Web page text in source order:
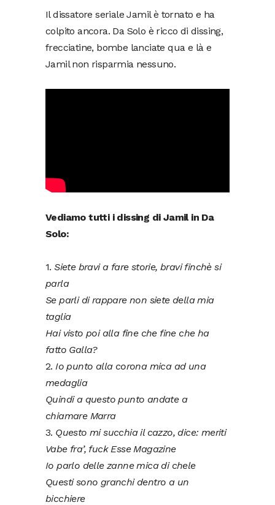
Il dissatore seriale Jamil è tornato e ha
colpito ancora. Da Solo è ricco di dissing,
frecciatine, bombe lanciate qua e là e
Jamil non risparmia nessuno.
Vediamo tutti i dissing di Jamil in Da
Solo:
1.Siete bravi a fare storie, bravi finchè si
parla
Se parli di rappare non siete della mia
taglia
Hai visto poi alla fine che fine che ha
fatto Galla?
2. Io punto alla corona mica ad una
medaglia
Quindi a questo punto andate a
chiamare Marra
3. Questo mi succhia il cazzo, dice: meriti
Vabe fra’, fuck Esse Magazine
Io parlo delle zanne mica di chele
Questi sono granchi dentro a un
bicchiere